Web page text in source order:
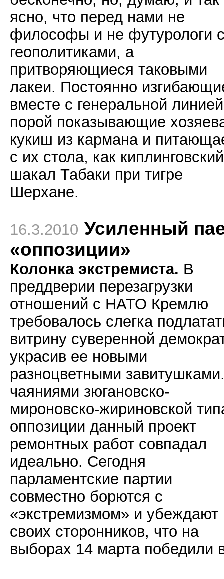
ясно, что перед нами не
философы и не футурологи
геополитиками, а
притворяющиеся таковыми
лакеи. Постоянно
вместе с генеральной
порой показывающие
кукиш из кармана и
с их стола, как киплинговский
шакал Табаки при тигре
Шерхане.
16.3.2010 Усиленный
«оппозиции»
Колонка экстремиста. В
преддверии перезагрузки
отношений с НАТО Кремлю
требовалось слегка
витрину суверенной
украсив ее новыми
разноцветными
чаяниями зюгановско-
мироновско-жириновской
оппозиции данный проект
ремонтных работ совпадал
идеально. Сегодня
парламентские партии
совместно борются с
«экстремизмом» и убеждают
своих сторонников, что на
выборах 14 марта победили